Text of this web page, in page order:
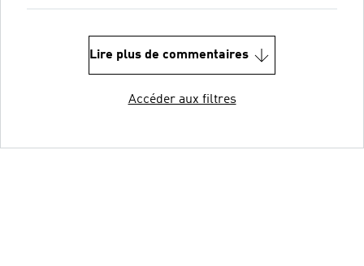
Lire plus de commentaires
Accéder aux filtres